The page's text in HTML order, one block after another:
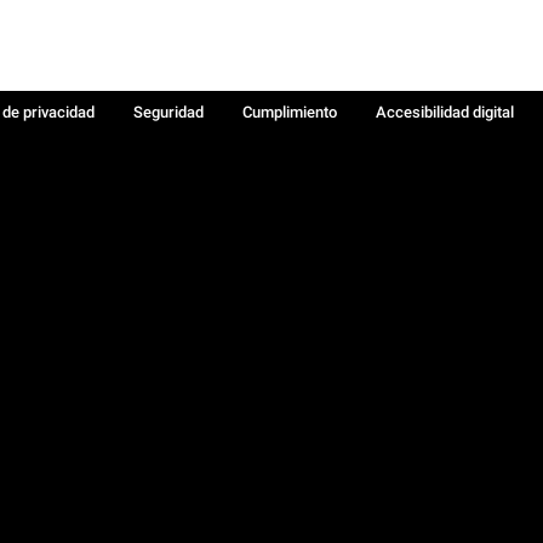
privacidad Seguridad Cumplimiento
Accesibilidad digital